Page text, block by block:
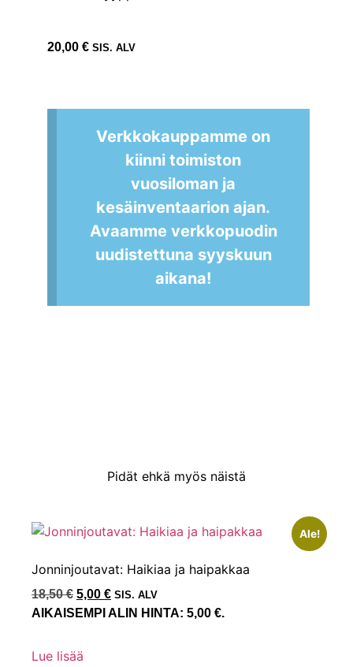
20,00 € SIS. ALV
Verkkokauppamme on
kiinni toimiston
vuosiloman ja
kesäinventaarion ajan.
Avaamme verkkopuodin
uudistettuna syyskuun
aikana!
Pidät ehkä myös näistä
Ale!
Jonninjoutavat: Haikiaa ja haipakkaa
18,50€ 5,00 € SIS. ALV
AIKAISEMPI ALIN HINTA: 5,00 €.
Lue lisää